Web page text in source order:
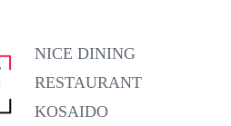
NICE DINING
RESTAURANT
KOSAIDO